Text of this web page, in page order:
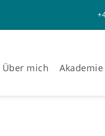
Über mich Akademie